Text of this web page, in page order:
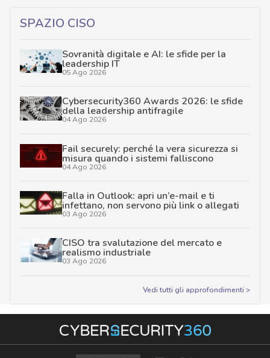
SPAZIO CISO
Sovranità digitale e AI: le sfide per la
leadership IT
05 Ago 2026
Cybersecurity360 Awards 2026: le sfide
della leadership antifragile
04 Ago 2026
Fail securely: perché la vera sicurezza si
misura quando i sistemi falliscono
04 Ago 2026
Falla in Outlook: apri un’e-mail e ti
infettano, non servono più link o allegati
03 Ago 2026
CISO tra svalutazione del mercato e
realismo industriale
03 Ago 2026
Vedi tutti gli approfondimenti >